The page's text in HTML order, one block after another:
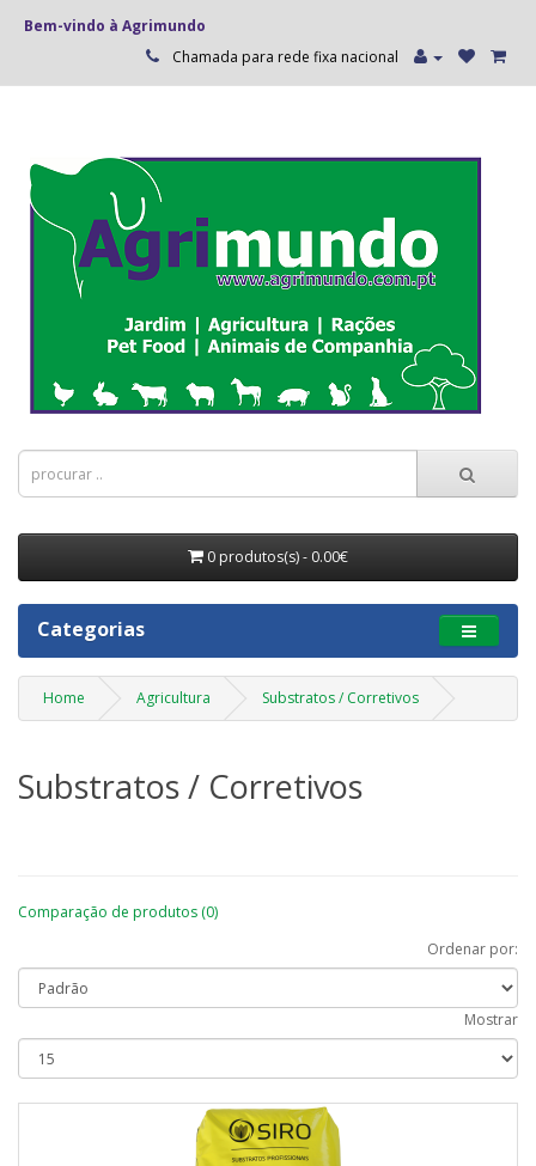
Bem-vindo à Agrimundo
Chamada para rede fixa nacional
0 produtos(s) - 0.00€
Categorias
Home Agricultura Substratos / Corretivos
Substratos / Corretivos
Comparação de produtos (0)
Ordenar por:
Mostrar